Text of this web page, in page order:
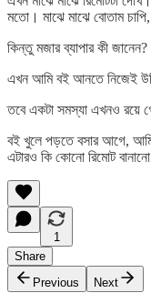
মতো। মাঝে মাঝে বোতাম
কিন্তু মজার ব্যাপার কী জানেন?
এখন আমি বই আনতে নিজেই
তবে একটা সমস্যা এখনও রয়ে
বই খুলে পড়তে বসার আগে,
এটারও কি কোনো রিমোট বানানো
1
Share
Previous
Next